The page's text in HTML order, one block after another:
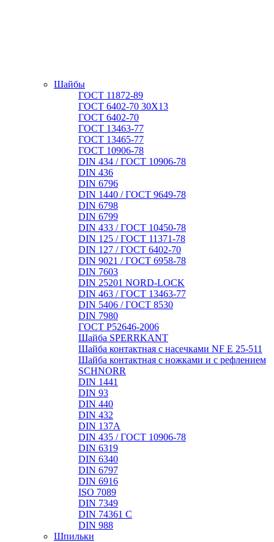
Шайбы
ГОСТ 11872-89
ГОСТ 6402-70 30Х13
ГОСТ 6402-70
ГОСТ 13463-77
ГОСТ 13465-77
ГОСТ 10906-78
DIN 434 / ГОСТ 10906-78
DIN 436
DIN 6796
DIN 1440 / ГОСТ 9649-78
DIN 6798
DIN 6799
DIN 433 / ГОСТ 10450-78
DIN 125 / ГОСТ 11371-78
DIN 127 / ГОСТ 6402-70
DIN 9021 / ГОСТ 6958-78
DIN 7603
DIN 25201 NORD-LOCK
DIN 463 / ГОСТ 13463-77
DIN 5406 / ГОСТ 8530
DIN 7980
ГОСТ Р52646-2006
Шайба SPERRKANT
Шайба контактная с насечками NF E 25-511
Шайба контактная с ножками и с рефлением
SCHNORR
DIN 1441
DIN 93
DIN 440
DIN 432
DIN 137A
DIN 435 / ГОСТ 10906-78
DIN 6319
DIN 6340
DIN 6797
DIN 6916
ISO 7089
DIN 7349
DIN 74361 C
DIN 988
Шпильки